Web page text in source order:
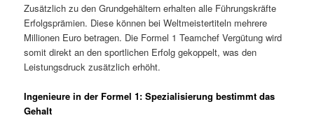
Zusätzlich zu den Grundgehältern erhalten alle Führungskräfte
Erfolgsprämien. Diese können bei Weltmeistertiteln mehrere
Millionen Euro betragen. Die Formel 1 Teamchef Vergütung wird
somit direkt an den sportlichen Erfolg gekoppelt, was den
Leistungsdruck zusätzlich erhöht.
Ingenieure in der Formel 1: Spezialisierung bestimmt das
Gehalt